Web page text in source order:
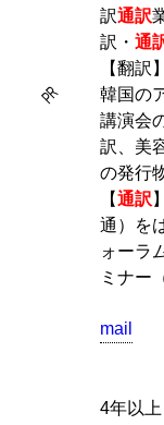
PR
訳通訳
訳・ 通
【翻訳
韓国の
講演会
訳、美
の発行
【通訳
通）を
ォーラ
ミナー
mail
4年以上